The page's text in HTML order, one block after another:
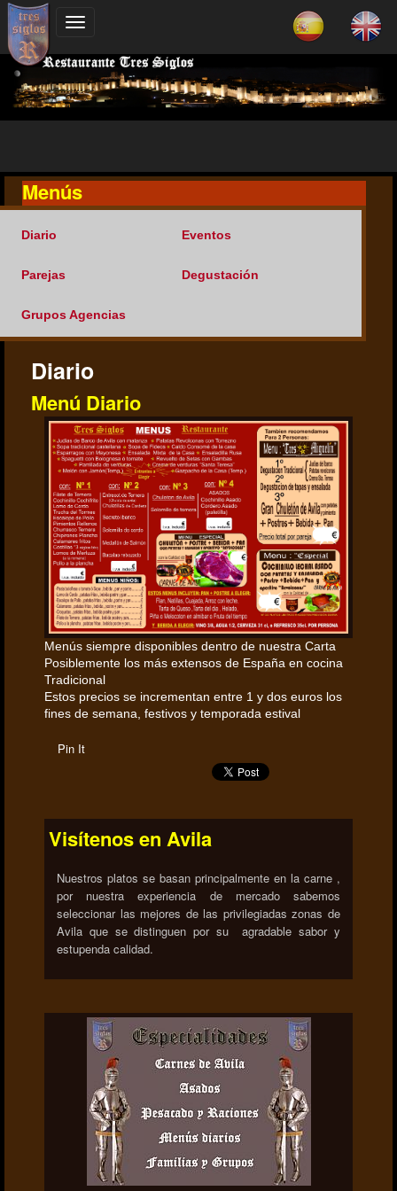
Menús
Diario Eventos
Parejas Degustación
Grupos Agencias
Diario
Menú Diario
Menús siempre disponibles dentro de nuestra Carta
Posiblemente los más extensos de España en cocina
Tradicional
Estos precios se incrementan entre 1 y dos euros los
fines de semana, festivos y temporada estival
Pin It
Visítenos en Avila
Nuestros platos se basan principalmente en la carne ,
por nuestra experiencia de mercado sabemos
seleccionar las mejores de las privilegiadas zonas de
Avila que se distinguen por su agradable sabor y
estupenda calidad.